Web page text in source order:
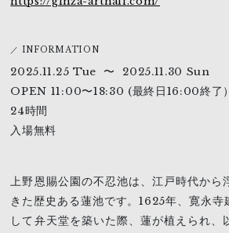
／ INFORMATION
2025.11.25 Tue 〜 2025.11.30 Sun
OPEN 11:00〜18:30 (最終日16:00終了）
24時間
入場無料
上野恩賜公園の不忍池は、江戸時代から
きた歴史ある蓮池です。1625年、寛永寺
して弁天堂を築いた際、蓮が植えられ、